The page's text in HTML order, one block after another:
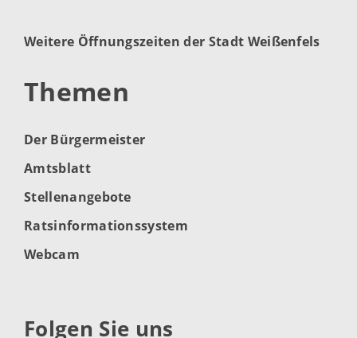
Weitere Öffnungszeiten der Stadt Weißenfels
Themen
Der Bürgermeister
Amtsblatt
Stellenangebote
Ratsinformationssystem
Webcam
Folgen Sie uns